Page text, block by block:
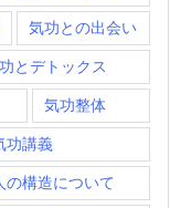
気功との出会い
とデトックス
気功整体
功講義
構造について